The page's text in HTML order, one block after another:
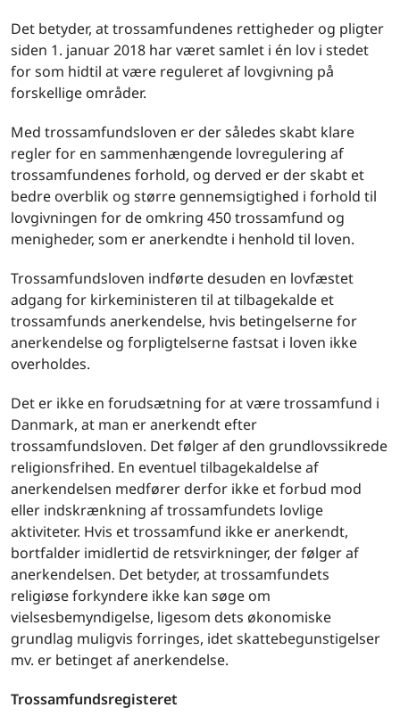
Det betyder, at trossamfundenes rettigheder og pligter
siden 1. januar 2018 har været samlet i én lov i stedet
for som hidtil at være reguleret af lovgivning på
forskellige områder.
Med trossamfundsloven er der således skabt klare
regler for en sammenhængende lovregulering af
trossamfundenes forhold, og derved er der skabt et
bedre overblik og større gennemsigtighed i forhold til
lovgivningen for de omkring 450 trossamfund og
menigheder, som er anerkendte i henhold til loven.
Trossamfundsloven indførte desuden en lovfæstet
adgang for kirkeministeren til at tilbagekalde et
trossamfunds anerkendelse, hvis betingelserne for
anerkendelse og forpligtelserne fastsat i loven ikke
overholdes.
Det er ikke en forudsætning for at være trossamfund i
Danmark, at man er anerkendt efter
trossamfundsloven. Det følger af den grundlovssikrede
religionsfrihed. En eventuel tilbagekaldelse af
anerkendelsen medfører derfor ikke et forbud mod
eller indskrænkning af trossamfundets lovlige
aktiviteter. Hvis et trossamfund ikke er anerkendt,
bortfalder imidlertid de retsvirkninger, der følger af
anerkendelsen. Det betyder, at trossamfundets
religiøse forkyndere ikke kan søge om
vielsesbemyndigelse, ligesom dets økonomiske
grundlag muligvis forringes, idet skattebegunstigelser
mv. er betinget af anerkendelse.
Trossamfundsregisteret